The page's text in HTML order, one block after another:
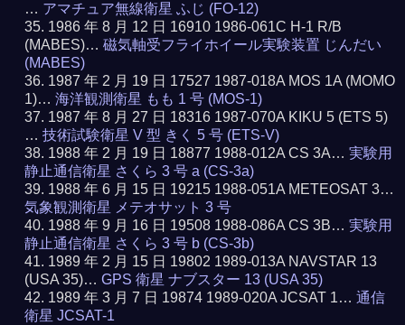
… アマチュア無線衛星 ふじ (FO-12)
1986 年 8 月 12 日 16910 1986-061C H-1 R/B
(MABES)…磁気軸受フライホイール実験装置 じんだい
(MABES)
1987 年 2 月 19 日 17527 1987-018A MOS 1A (MOMO
1)…海洋観測衛星 もも 1 号 (MOS-1)
1987 年 8 月 27 日 18316 1987-070A KIKU 5 (ETS 5)
…技術試験衛星 V 型 きく 5 号 (ETS-V)
1988 年 2 月 19 日 18877 1988-012A CS 3A…実験用
静止通信衛星 さくら 3 号 a (CS-3a)
1988 年 6 月 15 日 19215 1988-051A METEOSAT 3…
気象観測衛星 メテオサット 3 号
1988 年 9 月 16 日 19508 1988-086A CS 3B…実験用
静止通信衛星 さくら 3 号 b (CS-3b)
1989 年 2 月 15 日 19802 1989-013A NAVSTAR 13
(USA 35)…GPS 衛星 ナブスター 13 (USA 35)
1989 年 3 月 7 日 19874 1989-020A JCSAT 1…通信
衛星 JCSAT-1